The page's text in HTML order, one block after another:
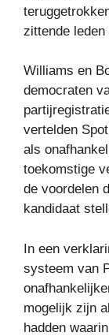
zittende
Williams en
democraten
vertelden
als
toekomstige
de voordelen
kandidaat
In een
systeem van
mogelijk zijn
hadden